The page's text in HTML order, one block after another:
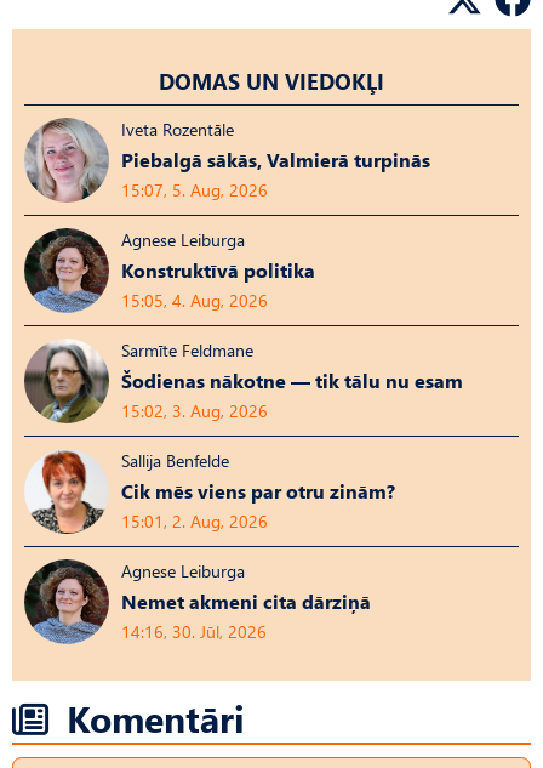
DOMAS UN VIEDOKĻI
Iveta Rozentāle
Piebalgā sākās, Valmierā turpinās
15:07, 5. Aug, 2026
Agnese Leiburga
Konstruktīvā politika
15:05, 4. Aug, 2026
Sarmīte Feldmane
Šodienas nākotne — tik tālu nu esam
15:02, 3. Aug, 2026
Sallija Benfelde
Cik mēs viens par otru zinām?
15:01, 2. Aug, 2026
Agnese Leiburga
Nemet akmeni cita dārziņā
14:16, 30. Jūl, 2026
Komentāri